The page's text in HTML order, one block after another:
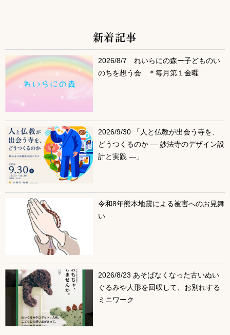
サブコンテンツ
新着記事
2026/8/7 れいらにの森ー子どものい
のちを想う会 ＊毎月第１金曜
2026/9/30 「人と仏教が出会う寺を、
どうつくるのか ― 妙法寺のデザイン設
計と実践 ―」
令和8年熊本地震による被害へのお見舞
い
2026/8/23 あそばなくなった古いぬい
ぐるみや人形を回収して、お別れする
ミニワーク